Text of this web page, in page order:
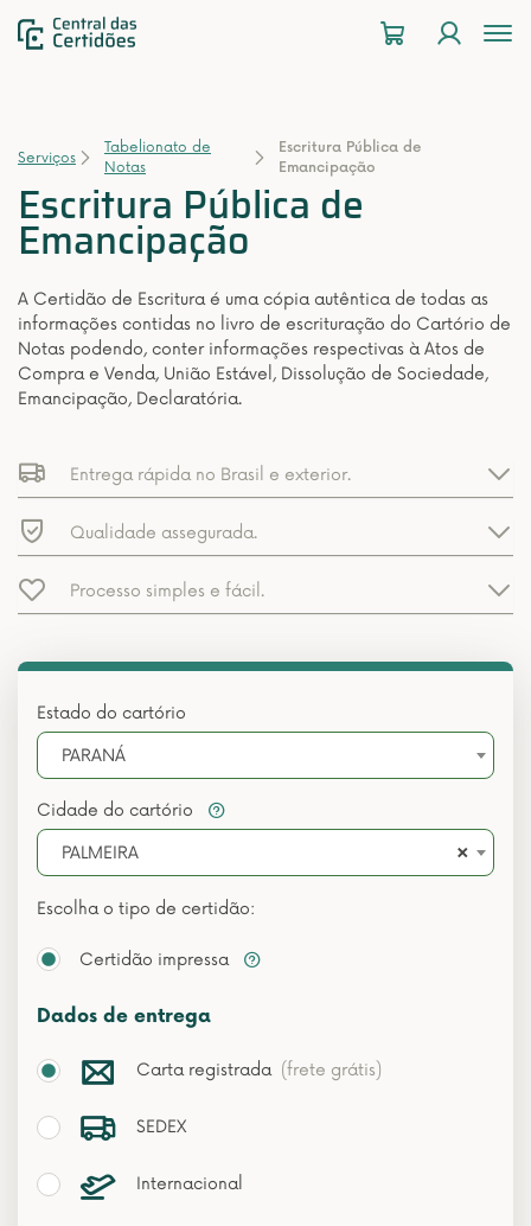
Serviços
Tabelionato de
Notas
Escritura Pública de
Emancipação
Escritura Pública de
Emancipação
A Certidão de Escritura é uma cópia autêntica de todas as
informações contidas no livro de escrituração do Cartório de
Notas podendo, conter informações respectivas à Atos de
Compra e Venda, União Estável, Dissolução de Sociedade,
Emancipação, Declaratória.
Entrega rápida no Brasil e exterior.
Qualidade assegurada.
Processo simples e fácil.
Estado do cartório
PARANÁ
Cidade do cartório
×
PALMEIRA
Escolha o tipo de certidão:
Certidão impressa
Dados de entrega
Carta registrada (frete grátis)
SEDEX
Internacional